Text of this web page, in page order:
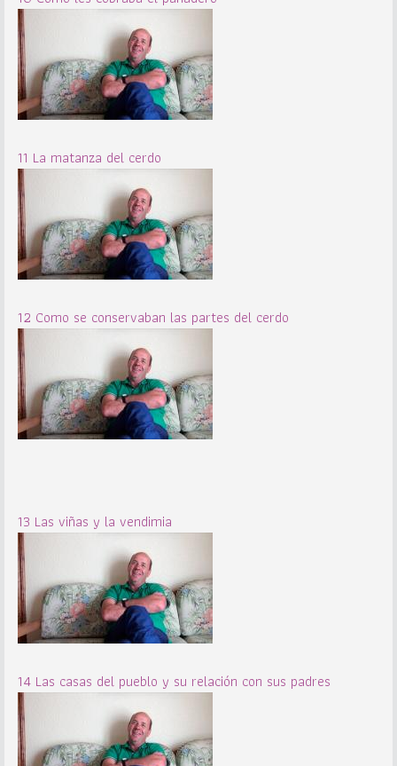
11 La matanza del cerdo
12 Como se conservaban las partes del cerdo
13 Las viñas y la vendimia
14 Las casas del pueblo y su relación con sus padres